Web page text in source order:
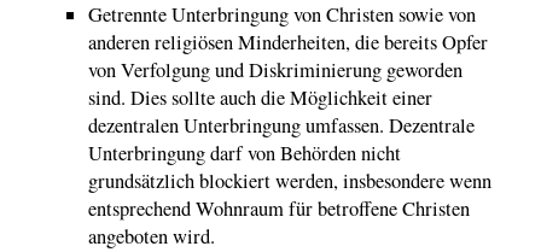
Getrennte Unterbringung von Christen sowie von
anderen religiösen Minderheiten, die bereits Opfer
von Verfolgung und Diskriminierung geworden
sind. Dies sollte auch die Möglichkeit einer
dezentralen Unterbringung umfassen. Dezentrale
Unterbringung darf von Behörden nicht
grundsätzlich blockiert werden, insbesondere wenn
entsprechend Wohnraum für betroffene Christen
angeboten wird.